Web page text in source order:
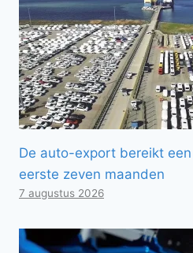
De auto-export bereikt
eerste zeven maanden
7 augustus 2026